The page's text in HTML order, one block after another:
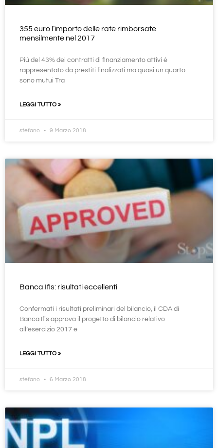
355 euro l’importo delle rate rimborsate
mensilmente nel 2017
Più del 43% dei contratti di finanziamento attivi è
rappresentato da prestiti finalizzati ma quasi un quarto
sono mutui Tra
LEGGI TUTTO »
stefano 9 Marzo 2018
Banca Ifis: risultati eccellenti
Confermati i risultati preliminari del bilancio, il CDA di
Banca Ifis approva il progetto di bilancio relativo
all’esercizio 2017 e
LEGGI TUTTO »
stefano 6 Marzo 2018